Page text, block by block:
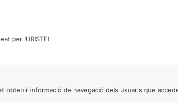
per IURISTEL
informació de navegació dels usuaris que